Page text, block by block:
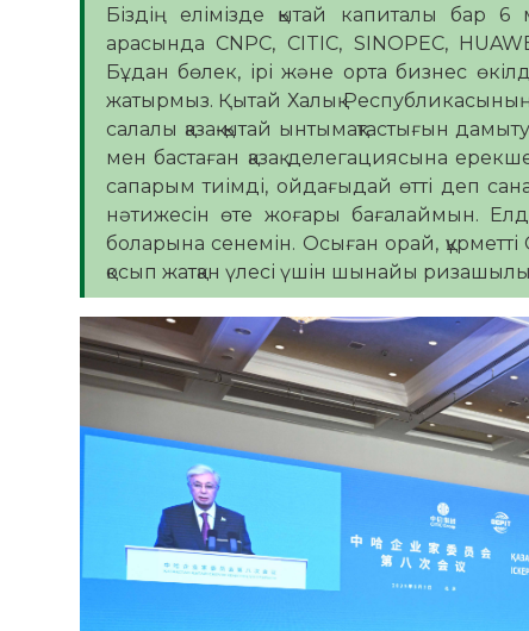
Біздің елімізде қытай капиталы
арасында CNPC, CITIC, SINOPEC,
Бұдан бөлек, ірі және орта бизнес
жатырмыз. Қытай Халық
салалы қазақ-қытай ынтымақтастығын
мен бастаған қазақ делегациясына
сапарым тиімді, ойдағыдай өтті деп
нәтижесін өте жоғары бағалаймын.
боларына сенемін. Осыған орай, құрметті
қосып жатқан үлесі үшін шынайы